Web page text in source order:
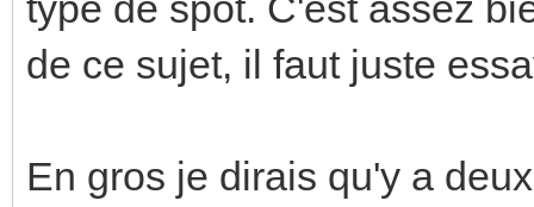
de ce sujet, il faut juste
En gros je dirais qu'y a